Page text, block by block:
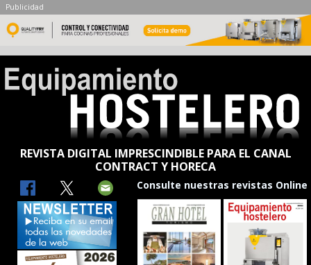
Publicidad
REVISTA DIGITAL IMPRESCINDIBLE PARA EL CANAL
CONTRACT Y HORECA
Consulte nuestras revistas Online